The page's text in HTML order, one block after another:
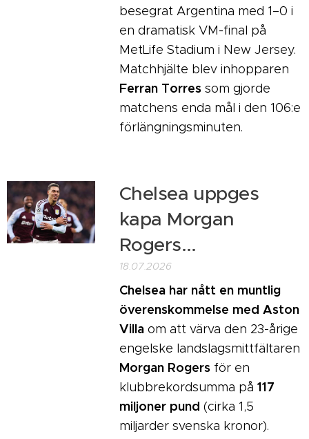
besegrat Argentina med 1–0 i
en dramatisk VM-final på
MetLife Stadium i New Jersey.
Matchhjälte blev inhopparen
Ferran Torres som gjorde
matchens enda mål i den 106:e
förlängningsminuten.
Chelsea uppges
kapa Morgan
Rogers...
18.07.2026
Chelsea har nått en muntlig
överenskommelse med Aston
Villaom att värva den 23-årige
engelske landslagsmittfältaren
Morgan Rogers för en
klubbrekordsumma på 117
miljoner pund (cirka 1,5
miljarder svenska kronor).